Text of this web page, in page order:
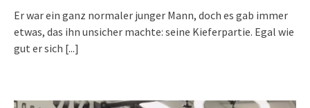
Er war ein ganz normaler junger Mann, doch es gab immer
etwas, das ihn unsicher machte: seine Kieferpartie. Egal wie
gut er sich [...]